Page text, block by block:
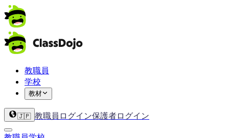
教職員
学校
教材
🇯🇵 教職員ログイン保護者ログイン